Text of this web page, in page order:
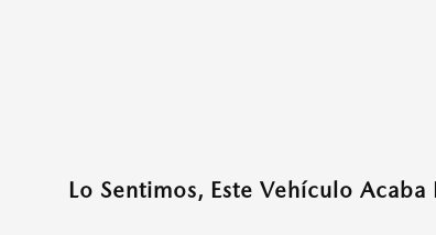
Lo Sentimos, Este Vehículo